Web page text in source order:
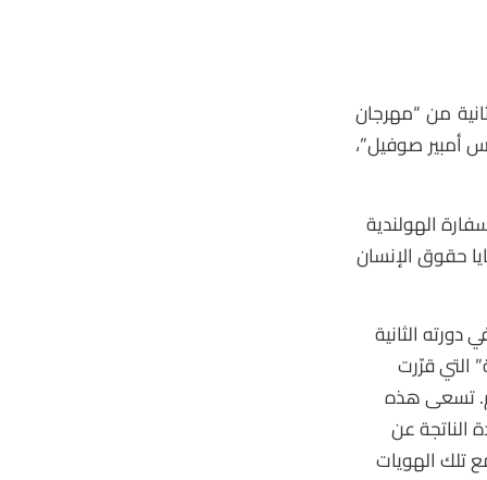
الثانية من “مهرجان
2017 في سينما “متروبوليس أمبير صوفيل”،
الهولندية
حقوق الإنسان
الثانية
التي قرّرت
تسعى هذه
الناتجة عن
تلك الهويات